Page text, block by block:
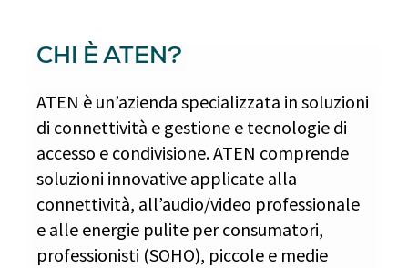
CHI È ATEN?
ATEN è un’azienda specializzata in soluzioni
di connettività e gestione e tecnologie di
accesso e condivisione. ATEN comprende
soluzioni innovative applicate alla
connettività, all’audio/video professionale
e alle energie pulite per consumatori,
professionisti (SOHO), piccole e medie